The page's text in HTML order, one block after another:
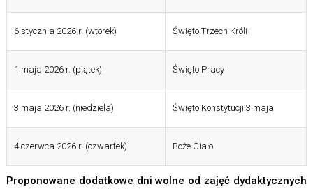
6 stycznia 2026 r. (wtorek) Święto Trzech Króli
1 maja 2026 r. (piątek) Święto Pracy
3 maja 2026 r. (niedziela) Święto Konstytucji 3 maja
4 czerwca 2026 r. (czwartek) Boże Ciało
Proponowane dodatkowe dni wolne od zajęć dydaktycznych